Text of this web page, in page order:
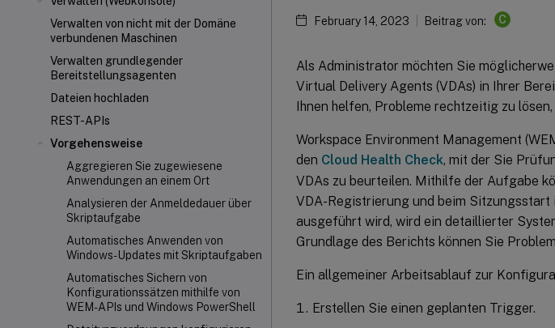
Verwalten von nicht mit der Domäne
verbundenen Maschinen
Verwalten grundlegender
Bereitstellungsagenten
Dateien hochladen
REST-APIs
Vorgehensweise
Aggregieren Sie zugewiesene
Anwendungen an einem Ort
Analysieren der Anmeldedauer über
Skriptaufgabe
Automatisches Anwenden von
Windows-Updates mit Skriptaufgaben
Automatisches Sichern von
Konfigurationssätzen mithilfe von
WEM-APIs und Windows PowerShell
February 14, 2023 Beitrag von: C
Als Administrator möchten Sie
Virtual Delivery Agents (VDAs) in Ihrer
Ihnen helfen, Probleme rechtzeitig zu
Workspace Environment Management
den Cloud Health Check, mit der Sie
VDAs zu beurteilen. Mithilfe der Aufgabe
VDA-Registrierung und beim
ausgeführt wird, wird ein detaillierter
Grundlage des Berichts können Sie
Ein allgemeiner Arbeitsablauf zur
Erstellen Sie einen geplanten Trigger.